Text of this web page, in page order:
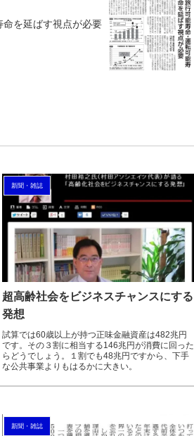
を延ばす視点が必要
新聞・雑誌
超高齢社会をビジネスチャンスにする
発想
試算では60歳以上が持つ正味金融資産は482兆円
です。その３割に相当する146兆円が消費に回った
らどうでしょう。１割でも48兆円ですから、下手
な公共事業よりもはるかに大きい。
新聞・雑誌